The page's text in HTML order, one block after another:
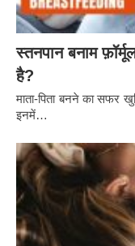
स्तनपान बनाम
है?
माता-पिता बनने का सफर
इनमें…